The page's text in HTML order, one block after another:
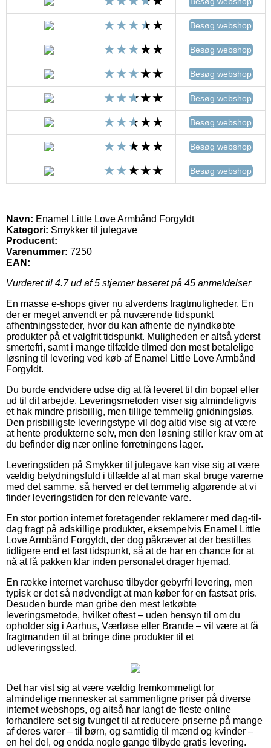
Besøg webshop
Besøg webshop
Besøg webshop
Besøg webshop
Besøg webshop
Besøg webshop
Besøg webshop
Navn: Enamel Little Love Armbånd Forgyldt
Kategori: Smykker til julegave
Producent:
Varenummer: 7250
EAN:
Vurderet til 4.7ud af 5 stjerner baseret på 45 anmeldelser
En masse e-shops giver nu alverdens fragtmuligheder. En
der er meget anvendt er på nuværende tidspunkt
afhentningssteder, hvor du kan afhente de nyindkøbte
produkter på et valgfrit tidspunkt. Muligheden er altså yderst
smertefri, samt i mange tilfælde tilmed den mest betalelige
løsning til levering ved køb af Enamel Little Love Armbånd
Forgyldt.
Du burde endvidere udse dig at få leveret til din bopæl eller
ud til dit arbejde. Leveringsmetoden viser sig almindeligvis
et hak mindre prisbillig, men tillige temmelig gnidningsløs.
Den prisbilligste leveringstype vil dog altid vise sig at være
at hente produkterne selv, men den løsning stiller krav om at
du befinder dig nær online forretningens lager.
Leveringstiden på Smykker til julegave kan vise sig at være
vældig betydningsfuld i tilfælde af at man skal bruge varerne
med det samme, så herved er det temmelig afgørende at vi
finder leveringstiden for den relevante vare.
En stor portion internet foretagender reklamerer med dag-til-
dag fragt på adskillige produkter, eksempelvis Enamel Little
Love Armbånd Forgyldt, der dog påkræver at der bestilles
tidligere end et fast tidspunkt, så at de har en chance for at
nå at få pakken klar inden personalet drager hjemad.
En række internet varehuse tilbyder gebyrfri levering, men
typisk er det så nødvendigt at man køber for en fastsat pris.
Desuden burde man gribe den mest letkøbte
leveringsmetode, hvilket oftest – uden hensyn til om du
opholder sig i Aarhus, Værløse eller Brande – vil være at få
fragtmanden til at bringe dine produkter til et
udleveringssted.
Det har vist sig at være vældig fremkommeligt for
almindelige mennesker at sammenligne priser på diverse
internet webshops, og altså har langt de fleste online
forhandlere set sig tvunget til at reducere priserne på mange
af deres varer – til børn, og samtidig til mænd og kvinder –
en hel del, og endda nogle gange tilbyde gratis levering.